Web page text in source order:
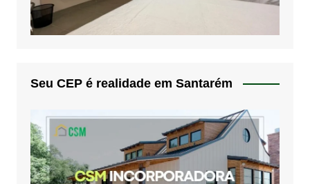
Seu CEP é realidade em Santarém